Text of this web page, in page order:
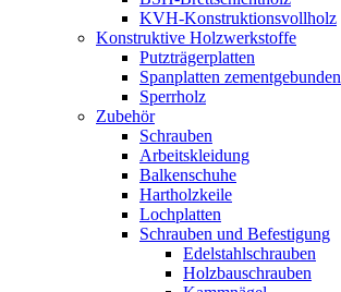
KVH-Konstruktionsvollholz
Konstruktive Holzwerkstoffe
Putzträgerplatten
Spanplatten zementgebunden
Sperrholz
Zubehör
Schrauben
Arbeitskleidung
Balkenschuhe
Hartholzkeile
Lochplatten
Schrauben und Befestigung
Edelstahlschrauben
Holzbauschrauben